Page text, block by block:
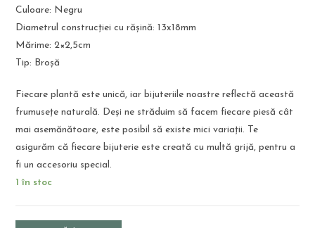
Culoare: Negru
Diametrul construcției cu rășină: 13x18mm
Mărime: 2×2,5cm
Tip: Broșă
Fiecare plantă este unică, iar bijuteriile noastre reflectă această
frumusețe naturală. Deși ne străduim să facem fiecare piesă cât
mai asemănătoare, este posibil să existe mici variații. Te
asigurăm că fiecare bijuterie este creată cu multă grijă, pentru a
fi un accesoriu special.
1 în stoc